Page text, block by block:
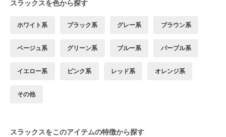
スラックスを色から探す
ホワイト系 ブラック系 グレー系 ブラウン系
ベージュ系 グリーン系 ブルー系 パープル系
イエロー系 ピンク系 レッド系 オレンジ系
その他
スラックスをこのアイテムの特徴から探す